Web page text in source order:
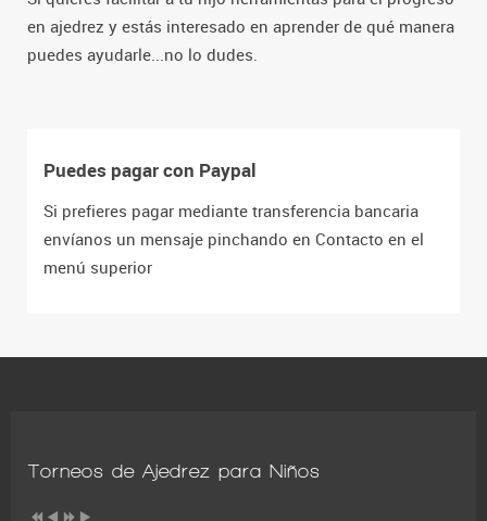
en ajedrez y estás interesado en aprender de qué manera
puedes ayudarle...no lo dudes.
Puedes pagar con Paypal
Si prefieres pagar mediante transferencia bancaria
envíanos un mensaje pinchando en Contacto en el
menú superior
Torneos de Ajedrez para Niños